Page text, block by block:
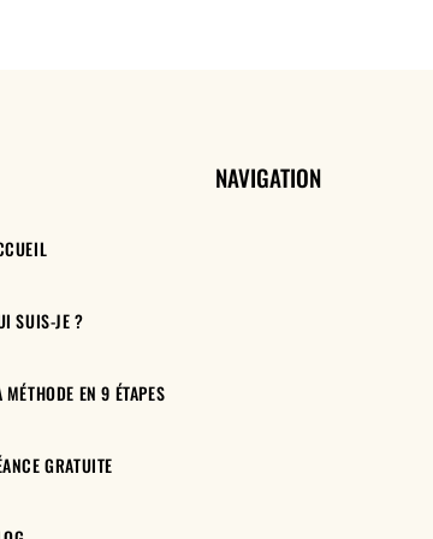
NAVIGATION
SUIS-JE ?
MÉTHODE EN 9 ÉTAPES
GRATUITE